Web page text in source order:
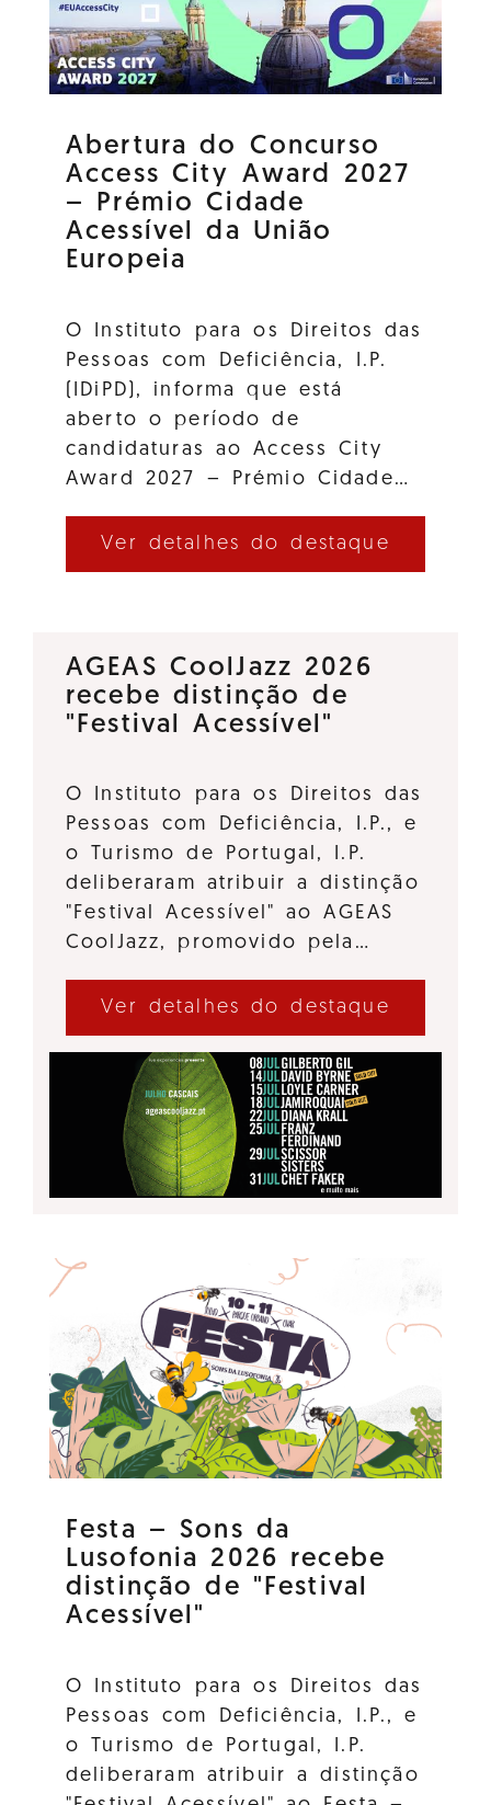
Abertura do Concurso
Access City Award 2027
– Prémio Cidade
Acessível da União
Europeia
O Instituto para os Direitos das
Pessoas com Deficiência, I.P.
(IDiPD), informa que está
aberto o período de
candidaturas ao Access City
Award 2027 – Prémio Cidade…
Ver detalhes do destaque
AGEAS CoolJazz 2026
recebe distinção de
"Festival Acessível"
O Instituto para os Direitos das
Pessoas com Deficiência, I.P., e
o Turismo de Portugal, I.P.
deliberaram atribuir a distinção
"Festival Acessível" ao AGEAS
CoolJazz, promovido pela…
Ver detalhes do destaque
Festa – Sons da
Lusofonia 2026 recebe
distinção de "Festival
Acessível"
O Instituto para os Direitos das
Pessoas com Deficiência, I.P., e
o Turismo de Portugal, I.P.
deliberaram atribuir a distinção